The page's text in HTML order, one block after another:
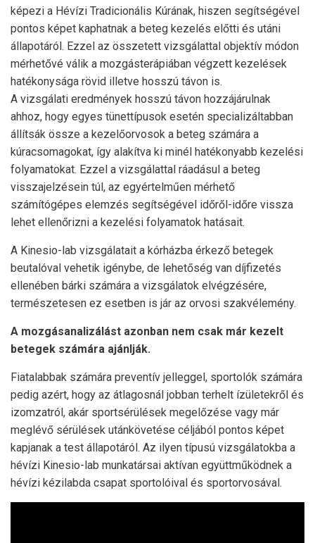
képezi a Hévízi Tradicionális Kúrának, hiszen segítségével
pontos képet kaphatnak a beteg kezelés előtti és utáni
állapotáról. Ezzel az összetett vizsgálattal objektív módon
mérhetővé válik a mozgásterápiában végzett kezelések
hatékonysága rövid illetve hosszú távon is.
A vizsgálati eredmények hosszú távon hozzájárulnak
ahhoz, hogy egyes tünettípusok esetén specializáltabban
állítsák össze a kezelőorvosok a beteg számára a
kúracsomagokat, így alakítva ki minél hatékonyabb kezelési
folyamatokat. Ezzel a vizsgálattal ráadásul a beteg
visszajelzésein túl, az egyértelműen mérhető
számítógépes elemzés segítségével időről-időre vissza
lehet ellenőrizni a kezelési folyamatok hatásait.
A Kinesio-lab vizsgálatait a kórházba érkező betegek
beutalóval vehetik igénybe, de lehetőség van díjfizetés
ellenében bárki számára a vizsgálatok elvégzésére,
természetesen ez esetben is jár az orvosi szakvélemény.
A mozgásanalizálást azonban nem csak már kezelt
betegek számára ajánlják.
Fiatalabbak számára preventív jelleggel, sportolók számára
pedig azért, hogy az átlagosnál jobban terhelt ízületekről és
izomzatról, akár sportsérülések megelőzése vagy már
meglévő sérülések utánkövetése céljából pontos képet
kapjanak a test állapotáról. Az ilyen típusú vizsgálatokba a
hévízi Kinesio-lab munkatársai aktívan együttműködnek a
hévízi kézilabda csapat sportolóival és sportorvosával.